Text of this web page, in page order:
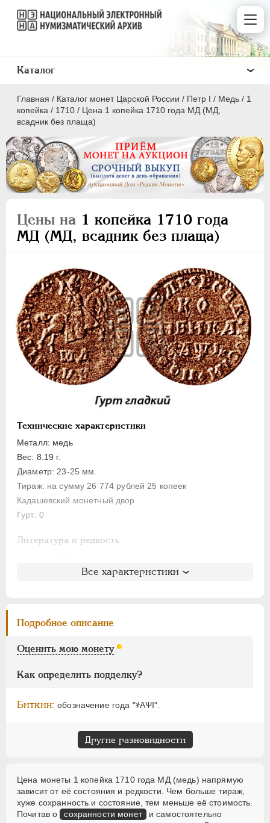
Главная / Каталог монет Царской России / Пeтр I / Медь / 1
копейка / 1710 / Цена 1 копейка 1710 года МД (МД,
всадник без плаща)
Цены на 1 копейка 1710 года
МД (МД, всадник без плаща)
Технические характеристики
Металл: медь
Вес: 8.19 г.
Диаметр: 23-25 мм.
Тираж: на сумму 26 774 рублей 25 копеек
Кадашевский монетный двор
Гурт: 0
Литература и редкость
: не вошла в описание
Семёнов: не вошла в описание
ГМ
Брекке: не вошла в описание
Все характеристики
Подробное описание
Оценить мою монету
Как определить подделку?
Биткин: обозначение года "҂АѰI".
Другие разновидности
Цена монеты 1 копейка 1710 года МД (медь) напрямую
зависит от её состояния и редкости. Чем больше тираж,
хуже сохранность и состояние, тем меньше её стоимость.
Почитав о сохранности монет и самостоятельно
Каталог
ПEТР I 1699 - 1725
Серебро
Медь
1 копейка
Денга
Полушка
Полполушки
Пробные
Для Речи Посполитой
Монетовидные жетоны
1725-1727
ПЕТР II 1727-1729
АННА ИОАННОВНА
ИОАНН АНТОНОВИЧ
ЕЛИЗАВЕТА 1741-1762
ПЕТР III 1762-1762
ЕКАТЕРИНА II 1762-1796
ПАВЕЛ I
АЛЕКСАНДР I 1801-1825
1855-1881
ВРЕМЕННОЕ ПРАВ. 1917-1918